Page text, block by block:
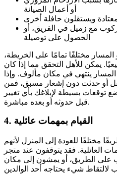
أو أعمال الصيانة
ويستقلون حافلة أخرى
مع زميل في الفريق، أو
الحصول على توصيلة
مختلفًا تمامًا على الخريطة،
يمكن للأهل التحقق مما إذا كان
المسار ينتهي في مكان مألوف. وإذا
أو حدثت دون إشعار مسبق، فمن
توقعات بسيطة لإبلاغك بأي تغيير
قبل حدوثه أو بعده مباشرة.
4. القيام بمهمات عائلية
مختلفًا للعودة إلى المنزل لأنهم
العائلية. فقد يتوقفون عند متجر
على الطريق، أو يمشون إلى مكان